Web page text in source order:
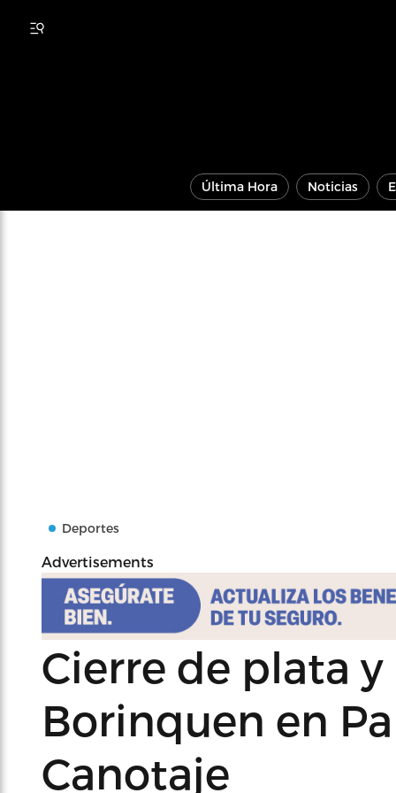
Última Hora Noticias
Deportes
Advertisements
Cierre de plata
Borinquen en
Canotaje